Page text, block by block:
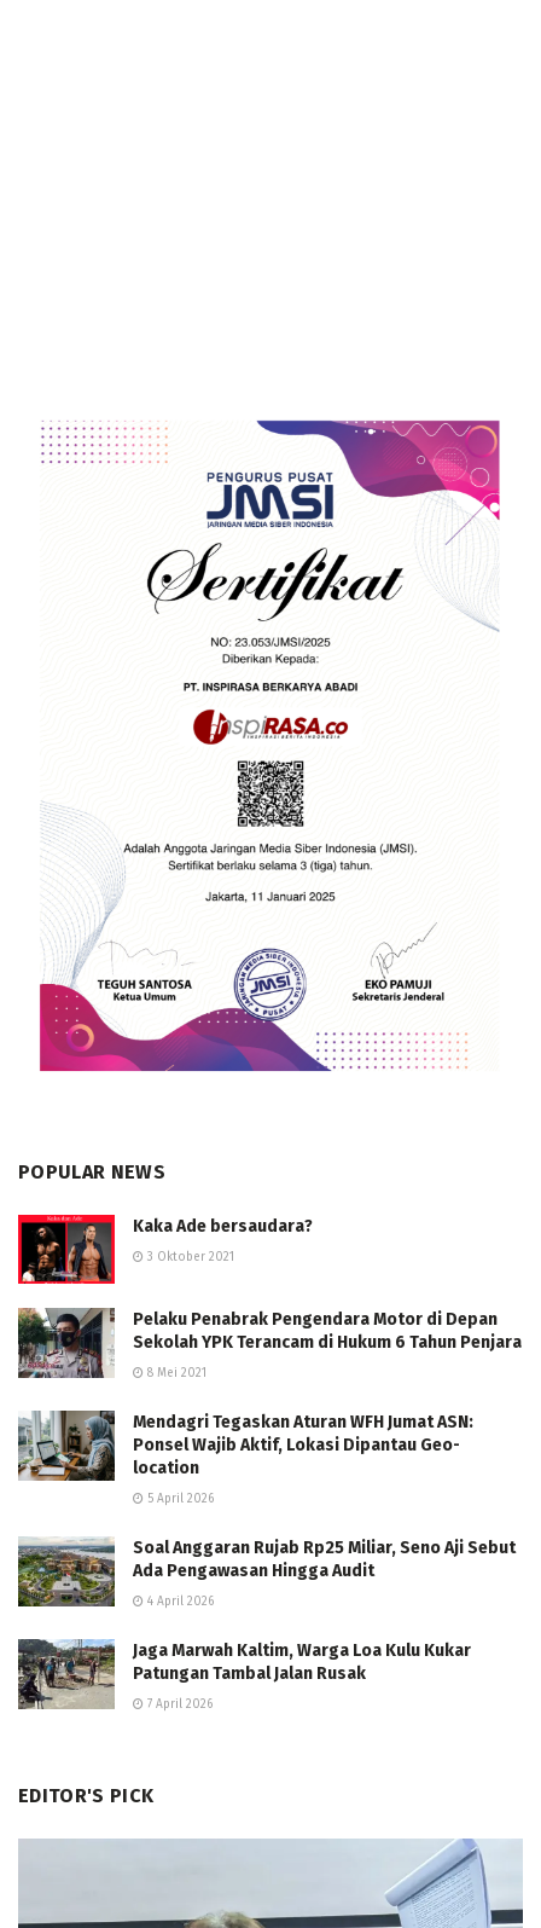
POPULAR NEWS
Kaka Ade bersaudara?
3 Oktober 2021
Pelaku Penabrak Pengendara Motor di Depan
Sekolah YPK Terancam di Hukum 6 Tahun Penjara
8 Mei 2021
Mendagri Tegaskan Aturan WFH Jumat ASN:
Ponsel Wajib Aktif, Lokasi Dipantau Geo-
location
5 April 2026
Soal Anggaran Rujab Rp25 Miliar, Seno Aji Sebut
Ada Pengawasan Hingga Audit
4 April 2026
Jaga Marwah Kaltim, Warga Loa Kulu Kukar
Patungan Tambal Jalan Rusak
7 April 2026
EDITOR'S PICK